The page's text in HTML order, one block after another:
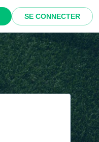
SE CONNECTER